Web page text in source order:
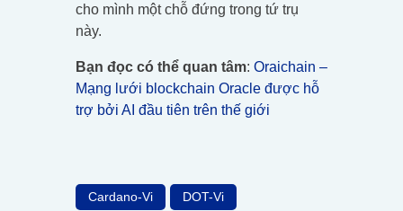
cho mình một chỗ đứng trong tứ trụ
này.
Bạn đọc có thể quan tâm: Oraichain –
Mạng lưới blockchain Oracle được hỗ
trợ bởi AI đầu tiên trên thế giới
Cardano-Vi DOT-Vi